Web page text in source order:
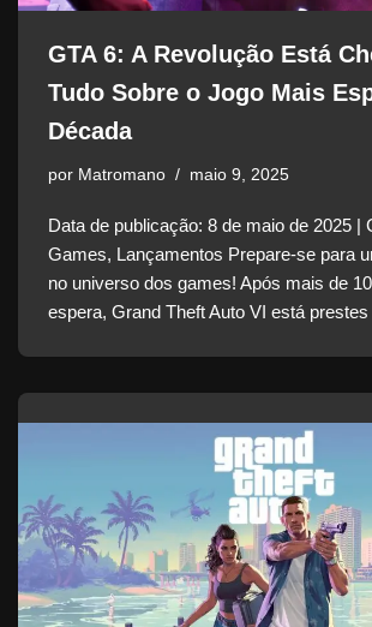
GTA 6: A Revolução Está
Tudo Sobre o Jogo Mais
Década
por Matromano maio 9, 2025
Data de publicação: 8 de maio de 2025 |
Games, Lançamentos Prepare-se para
no universo dos games! Após mais de
espera, Grand Theft Auto VI está